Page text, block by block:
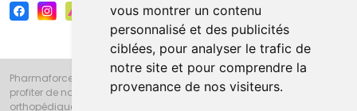
vous montrer un contenu
personnalisé et des publicités
ciblées, pour analyser le trafic de
notre site et pour comprendre la
provenance de nos visiteurs.
Pharmaforce.fr et la Grande Pharmacie d’Amiens vous souhaitent de
profiter de notre accueil, de nos conseils pharmaceutiques,
orthopédiques, homéopathiques, parapharmaceutiques, beauté et